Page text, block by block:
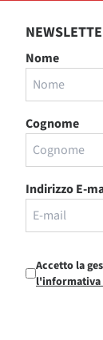
Nome
Cognome
Indirizzo E-
Accetto la
l'informativa